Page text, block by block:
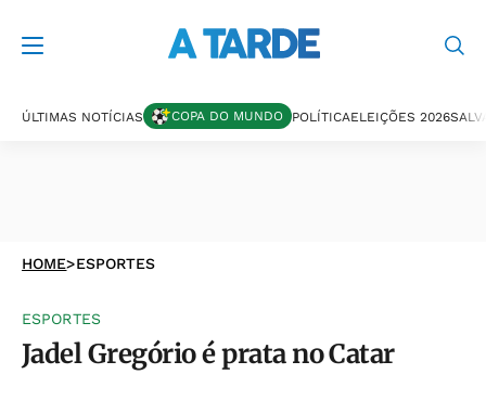
ÚLTIMAS NOTÍCIAS COPA DO MUNDO POLÍTICAELEIÇÕES 2026
HOME>ESPORTES
ESPORTES
Jadel Gregório é prata no Catar